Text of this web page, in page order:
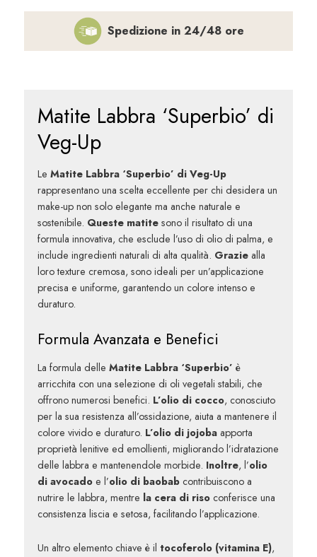
Spedizione in 24/48 ore
Matite Labbra ‘Superbio’ di
Veg-Up
LeMatite Labbra ‘Superbio’ di Veg-Up
rappresentano una scelta eccellente per chi desidera un
make-up non solo elegante ma anche naturale e
sostenibile. Queste matite sono il risultato di una
formula innovativa, che esclude l’uso di olio di palma, e
include ingredienti naturali di alta qualità. Grazie alla
loro texture cremosa, sono ideali per un’applicazione
precisa e uniforme, garantendo un colore intenso e
duraturo.
Formula Avanzata e Benefici
La formula delleMatite Labbra ‘Superbio’ è
arricchita con una selezione di oli vegetali stabili, che
offrono numerosi benefici. L’olio di cocco, conosciuto
per la sua resistenza all’ossidazione, aiuta a mantenere il
colore vivido e duraturo. L’olio di jojoba apporta
proprietà lenitive ed emollienti, migliorando l’idratazione
delle labbra e mantenendole morbide. Inoltre, l’olio
di avocado e l’olio di baobab contribuiscono a
nutrire le labbra, mentre la cera di riso conferisce una
consistenza liscia e setosa, facilitando l’applicazione.
Un altro elemento chiave è iltocoferolo (vitamina E),